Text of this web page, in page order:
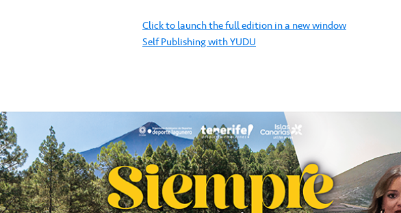
Click to launch the full edition in a new window
Self Publishing with YUDU